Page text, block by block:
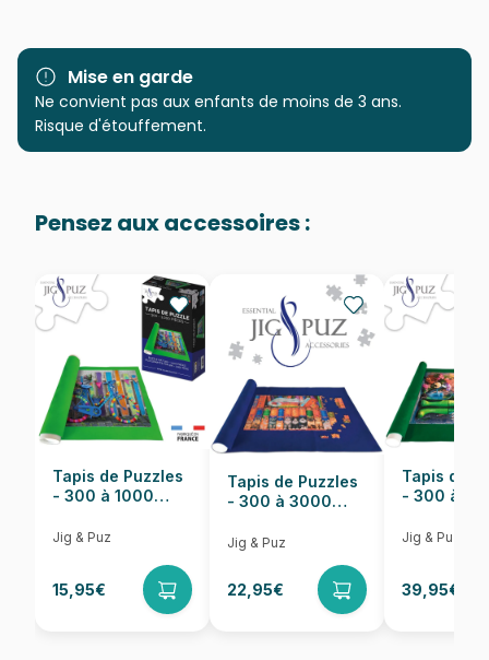
Marque Cobble Hill
Catégorie Puzzles - Animaux marins
Age
Puzzle pour Adultes (500 à
Provenance Puzzles fabriqués en France
EAN 625012445030
Nombre de pièces 1000 pièces
Dimensions 68 x 49 cm
Mise en garde
Ne convient pas aux enfants de moins de 3 ans.
Risque d'étouffement.
Pensez aux accessoires :
Tapis de Puzzles
- 300 à 1000
Jig & Puz
15,95€
Tapis de Puzzles
- 300 à 3000
Jig & Puz
22,95€
Tapis de
- 300 à
Jig & Puz
39,95€